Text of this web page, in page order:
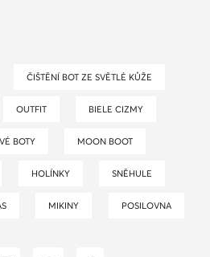
ČIŠTĚNÍ BOT ZE SVĚTLÉ KŮŽE
OUTFIT BIELE CIZMY
BOTY MOON BOOT
HOLÍNKY SNĚHULE
MIKINY POSILOVNA